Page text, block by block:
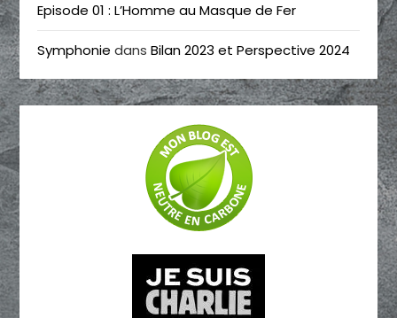
Episode 01 : L’Homme au Masque de Fer
Symphonie dansBilan 2023 et Perspective 2024